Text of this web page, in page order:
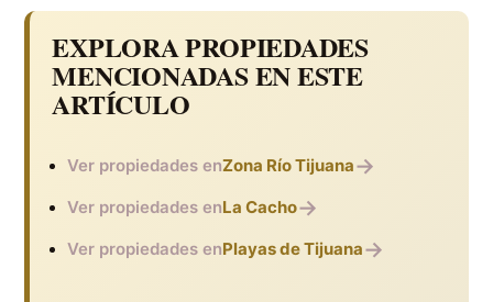
EXPLORA PROPIEDADES
MENCIONADAS EN ESTE
ARTÍCULO
Ver propiedades enZona Río Tijuana→
Ver propiedades enLa Cacho→
Ver propiedades enPlayas de Tijuana→